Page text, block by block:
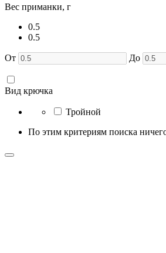
Вес приманки, г
0.5
0.5
От До
Вид крючка
Тройной
По этим критериям поиска